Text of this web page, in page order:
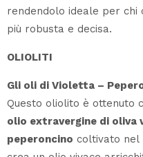
rendendolo ideale per chi
più robusta e decisa.
OLIOLITI
Gli oli di Violetta –
Questo oliolito è ottenuto
olio extravergine di oliva
peperoncino coltivato nel